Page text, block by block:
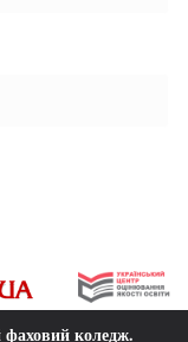
фаховий коледж.